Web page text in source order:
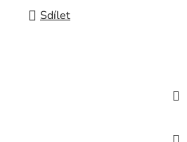
Sdílet